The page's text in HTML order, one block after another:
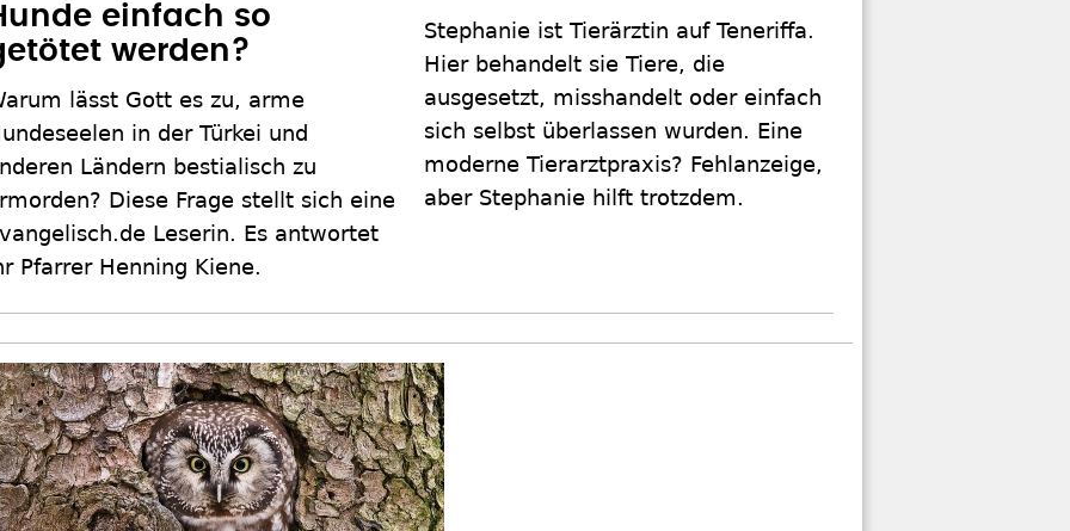
einfach so
werden?
lässt Gott es zu, arme
in der Türkei und
Ländern bestialisch zu
Diese Frage stellt sich eine
Leserin. Es antwortet
Pfarrer Henning Kiene.
Stephanie ist Tierärztin auf Teneriffa.
Hier behandelt sie Tiere, die
ausgesetzt, misshandelt oder einfach
sich selbst überlassen wurden. Eine
moderne Tierarztpraxis? Fehlanzeige,
aber Stephanie hilft trotzdem.